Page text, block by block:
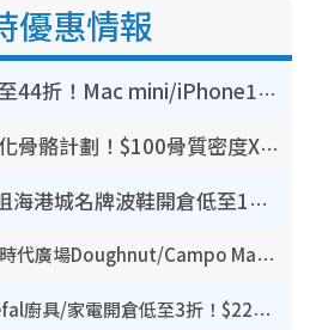
優惠情報
豐澤優惠勁減低至44折！Mac mini/iPhone17Pro大減價！廚房家電$220起
港大推賽馬會強化骨骼計劃！$100骨質密度X光檢查 完成免費運動訓練送超市禮券！附參加資格
開倉優惠 | 尖沙咀海港城名牌波鞋開倉低至1折！On鞋$899起／Joy&Peace鞋履$98起
開倉優惠｜銅鑼灣時代廣場Doughnut/Campo Marzio開倉低至1折！背囊、書包、手袋劈價$200起
廚具開倉｜特福Tefal廚具/家電開倉低至3折！$220起買平底鍋/炒鑊/湯煲！電飯煲/吸塵機/燙斗$418起